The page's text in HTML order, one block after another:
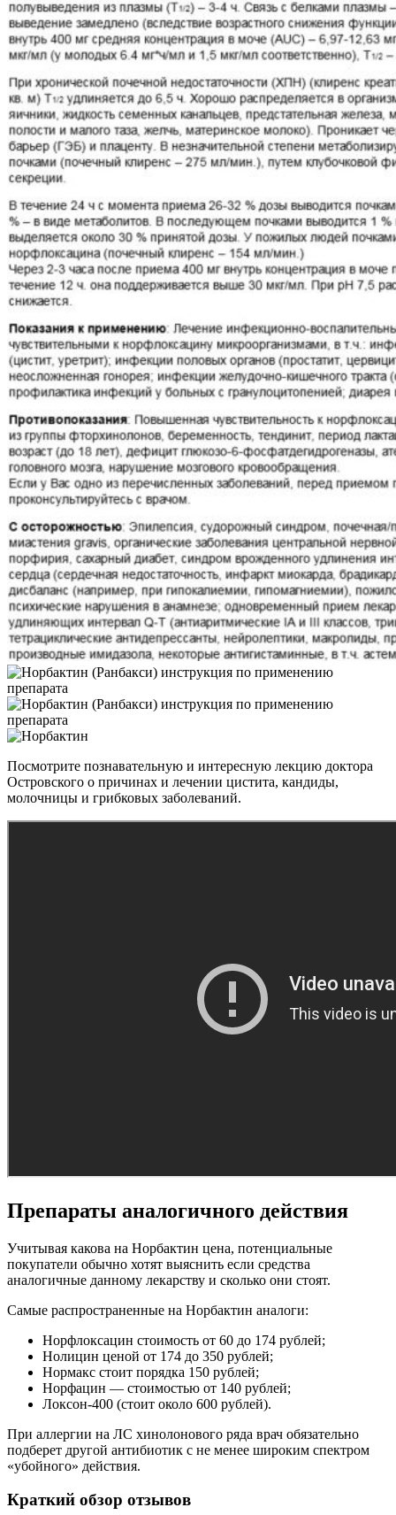
Посмотрите познавательную и интересную лекцию доктора
Островского о причинах и лечении цистита, кандиды,
молочницы и грибковых заболеваний.
Препараты аналогичного действия
Учитывая какова на Норбактин цена, потенциальные
покупатели обычно хотят выяснить если средства
аналогичные данному лекарству и сколько они стоят.
Самые распространенные на Норбактин аналоги:
Норфлоксацин стоимость от 60 до 174 рублей;
Нолицин ценой от 174 до 350 рублей;
Нормакс стоит порядка 150 рублей;
Норфацин — стоимостью от 140 рублей;
Локсон-400 (стоит около 600 рублей).
При аллергии на ЛС хинолонового ряда врач обязательно
подберет другой антибиотик с не менее широким спектром
«убойного» действия.
Краткий обзор отзывов